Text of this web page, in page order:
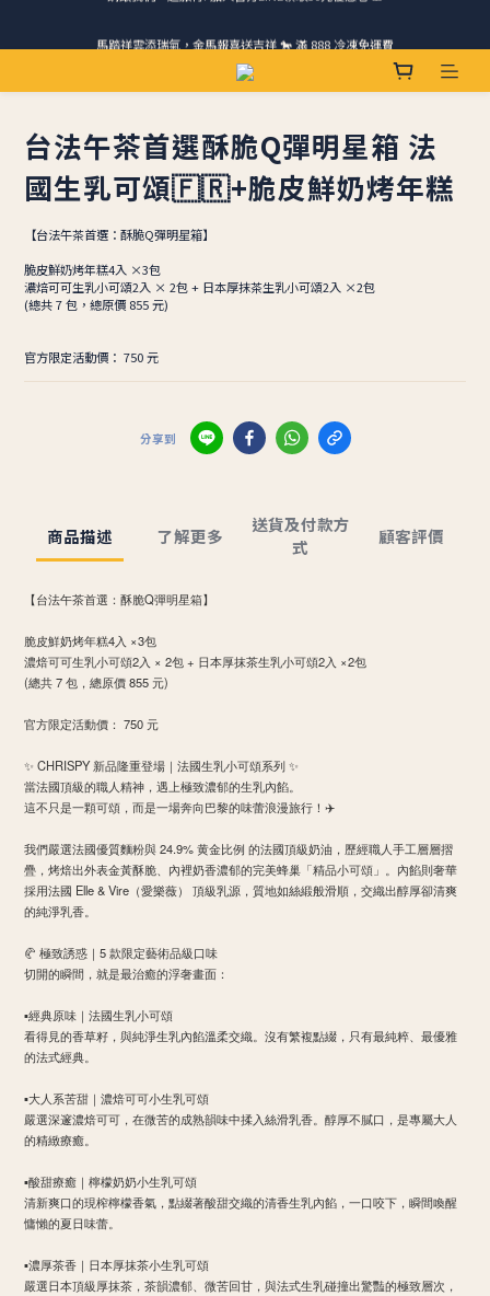
ＣＨＲＩＳＰＹ會員好禮｜集點換購物金+生日禮，獨家優惠不錯過！
台法午茶首選酥脆Q彈明星箱 法
國生乳可頌🇫🇷+脆皮鮮奶烤年糕
【台法午茶首選：酥脆Q彈明星箱】
​脆皮鮮奶烤年糕4入 ×3包
​濃焙可可生乳小可頌2入 × 2包 + 日本厚抹茶生乳小可頌2入 ×2包
​(總共 7 包，總原價 855 元)
​官方限定活動價： 750 元
分享到
商品描述 了解更多
送貨及付款方
式
顧客評價
【台法午茶首選：酥脆Q彈明星箱】
​脆皮鮮奶烤年糕4入 ×3包
​濃焙可可生乳小可頌2入 × 2包 + 日本厚抹茶生乳小可頌2入 ×2包
​(總共 7 包，總原價 855 元)
​官方限定活動價： 750 元
✨ CHRISPY 新品隆重登場｜法國生乳小可頌系列 ✨
​當法國頂級的職人精神，遇上極致濃郁的生乳內餡。
這不只是一顆可頌，而是一場奔向巴黎的味蕾浪漫旅行！✈️
​我們嚴選法國優質麵粉與 24.9% 黄金比例 的法國頂級奶油，歷經職人手工層層摺
疊，烤焙出外表金黃酥脆、內裡奶香濃郁的完美蜂巢「精品小可頌」。內餡則奢華
採用法國 Elle & Vire（愛樂薇） 頂級乳源，質地如絲緞般滑順，交織出醇厚卻清爽
的純淨乳香。
​🥐 極致誘惑｜5 款限定藝術品級口味
​切開的瞬間，就是最治癒的浮奢畫面：
▪​經典原味｜法國生乳小可頌
​看得見的香草籽，與純淨生乳內餡溫柔交織。沒有繁複點綴，只有最純粹、最優雅
的法式經典。
▪​大人系苦甜｜濃焙可可小生乳可頌
​嚴選深邃濃焙可可，在微苦的成熟韻味中揉入絲滑乳香。醇厚不膩口，是專屬大人
的精緻療癒。
▪​酸甜療癒｜檸檬奶奶小生乳可頌
​清新爽口的現榨檸檬香氣，點綴著酸甜交織的清香生乳內餡，一口咬下，瞬間喚醒
慵懶的夏日味蕾。
▪​濃厚茶香｜日本厚抹茶小生乳可頌
​嚴選日本頂級厚抹茶，茶韻濃郁、微苦回甘，與法式生乳碰撞出驚豔的極致層次，